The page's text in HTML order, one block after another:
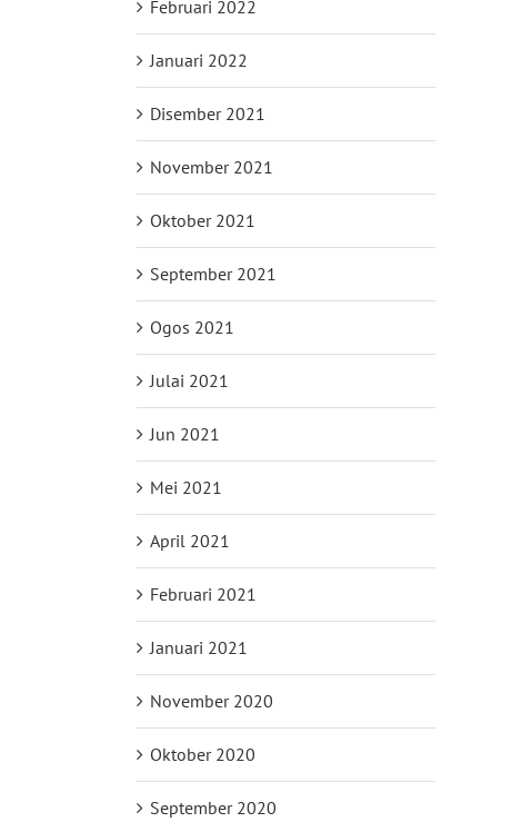
Februari 2022
Januari 2022
Disember 2021
November 2021
Oktober 2021
September 2021
Ogos 2021
Julai 2021
Jun 2021
Mei 2021
April 2021
Februari 2021
Januari 2021
November 2020
Oktober 2020
September 2020